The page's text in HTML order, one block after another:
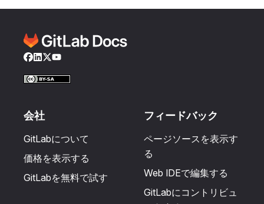
Facebook
LinkedIn
Twitter
YouTube
会社
GitLabについて
価格を表示する
GitLabを無料で試す
フィードバック
ページソースを表示す
る
Web IDEで編集する
GitLabにコントリビュ